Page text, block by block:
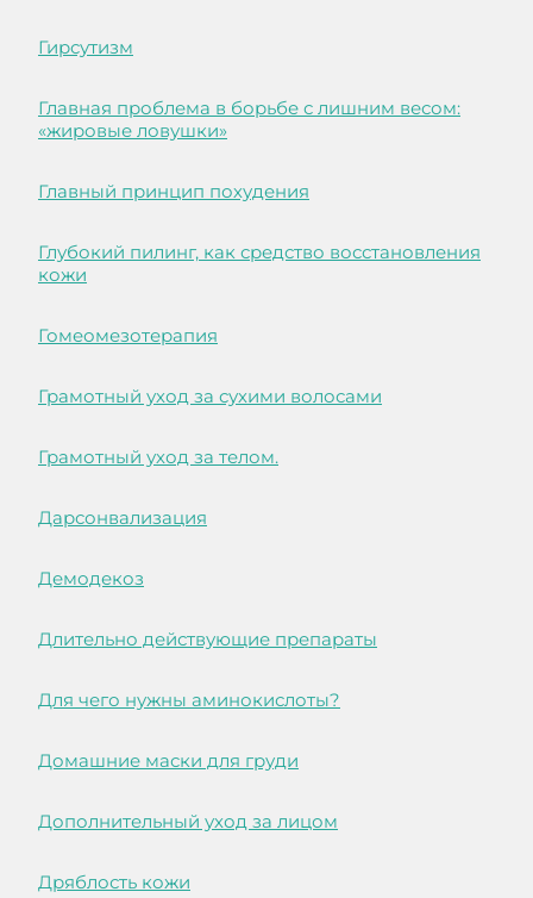
Гирсутизм
Главная проблема в борьбе с лишним весом:
«жировые ловушки»
Главный принцип похудения
Глубокий пилинг, как средство восстановления
кожи
Гомеомезотерапия
Грамотный уход за сухими волосами
Грамотный уход за телом.
Дарсонвализация
Демодекоз
Длительно действующие препараты
Для чего нужны аминокислоты?
Домашние маски для груди
Дополнительный уход за лицом
Дряблость кожи